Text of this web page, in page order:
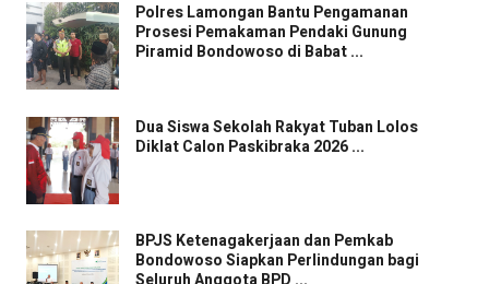
Polres Lamongan Bantu Pengamanan
Prosesi Pemakaman Pendaki Gunung
Piramid Bondowoso di Babat ...
Dua Siswa Sekolah Rakyat Tuban Lolos
Diklat Calon Paskibraka 2026 ...
BPJS Ketenagakerjaan dan Pemkab
Bondowoso Siapkan Perlindungan bagi